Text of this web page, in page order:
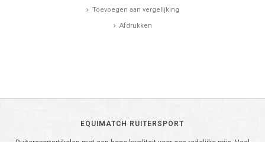
Toevoegen aan vergelijking
Afdrukken
EQUIMATCH RUITERSPORT